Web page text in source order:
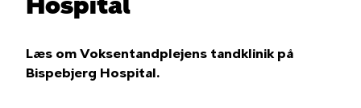
Læs om Voksentandplejens tandklinik på
Bispebjerg Hospital.